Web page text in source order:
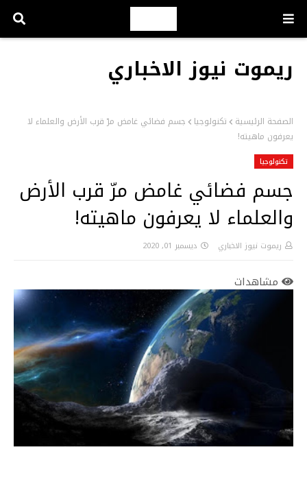
ريموت نيوز الاخباري
الصفحة الرئيسية تكنولوجيا
جسم فضائي غامض مرّ قرب الأرض والعلماء لا
يعرفون ماهيته!
تكنولوجيا
جسم فضائي غامض مرّ قرب الأرض
والعلماء لا يعرفون ماهيته!
ريموت نيوز الاخباري ديسمبر 01, 2020
مشاهدات